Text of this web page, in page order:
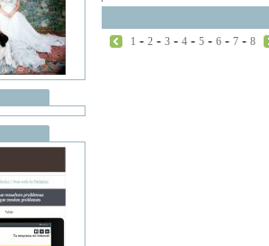
1 - 2 - 3 - 4 - 5 - 6 - 7 - 8